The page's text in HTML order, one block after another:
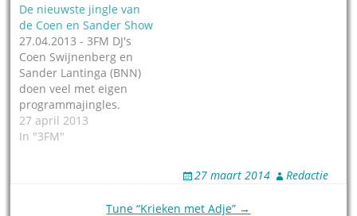
een andere jingle…
De nieuwste jingle van
de Coen en Sander Show
27.04.2013 - 3FM DJ's
Coen Swijnenberg en
Sander Lantinga (BNN)
doen veel met eigen
programmajingles.
Afgelopen donderdag
lieten Domien
27 april 2013
In "3FM"
27 maart 2014 Redactie
Tune “Krieken met Adje” →